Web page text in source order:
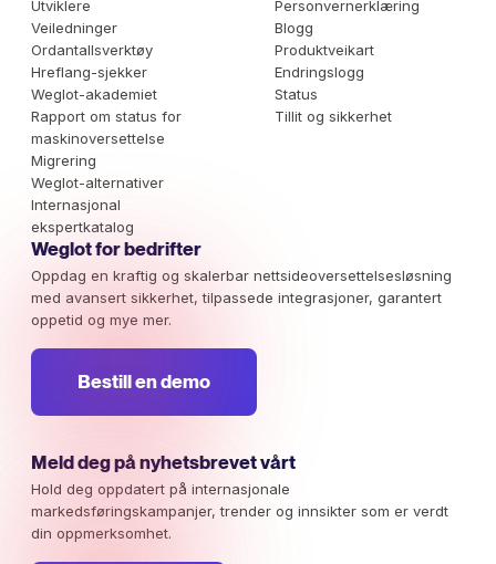
Utviklere
Veiledninger
Ordantallsverktøy
Hreflang-sjekker
Weglot-akademiet
Rapport om status for
maskinoversettelse
Migrering
Weglot-alternativer
Internasjonal
ekspertkatalog
Personvernerklæring
Blogg
Produktveikart
Endringslogg
Status
Tillit og sikkerhet
Weglot for bedrifter
Oppdag en kraftig og skalerbar nettsideoversettelsesløsning
med avansert sikkerhet, tilpassede integrasjoner, garantert
oppetid og mye mer.
Bestill en demo
Meld deg på nyhetsbrevet vårt
Hold deg oppdatert på internasjonale
markedsføringskampanjer, trender og innsikter som er verdt
din oppmerksomhet.